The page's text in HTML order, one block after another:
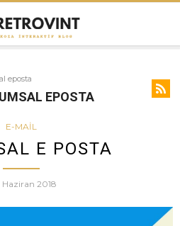
eposta
EPOSTA
E-MAIL
E POSTA
Haziran 2018